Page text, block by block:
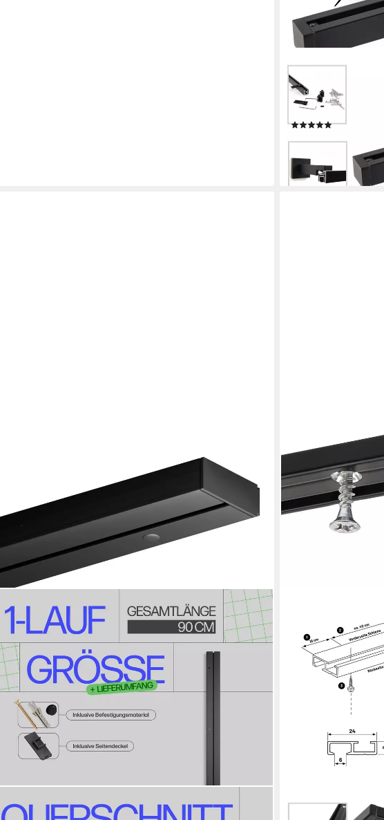
DECO-RAUM
Gardinenschiene
Wunschmaßlänge,
passend für
(4)
-34%
lieferbar - in 4-5
BESTLIVINGS
Gardinenschiene Komplettset schwarz 90-480 cm, 1-läufig,
DECO-RAUM
Gardinenschiene